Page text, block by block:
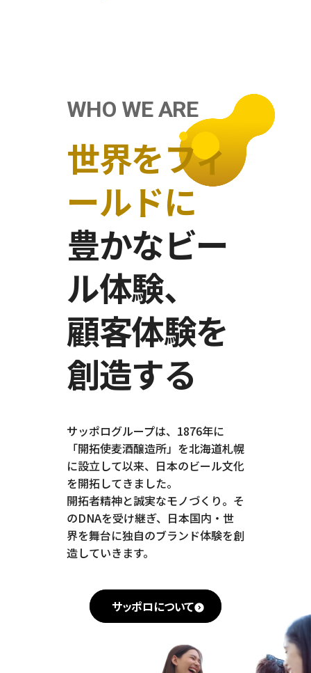
WHO WE ARE
世界をフィ
ールドに
豊かなビー
ル体験、
顧客体験を
創造する
サッポログループは、1876年に
「開拓使麦酒醸造所」を北海道札幌
に設立して以来、日本のビール文化
を開拓してきました。
開拓者精神と誠実なモノづくり。そ
のDNAを受け継ぎ、日本国内・世
界を舞台に独自のブランド体験を創
造していきます。
サッポロについて